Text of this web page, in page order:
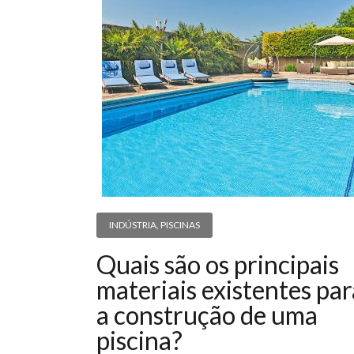
INDÚSTRIA, PISCINAS
Quais são os principais
materiais existentes
a construção de uma
piscina?